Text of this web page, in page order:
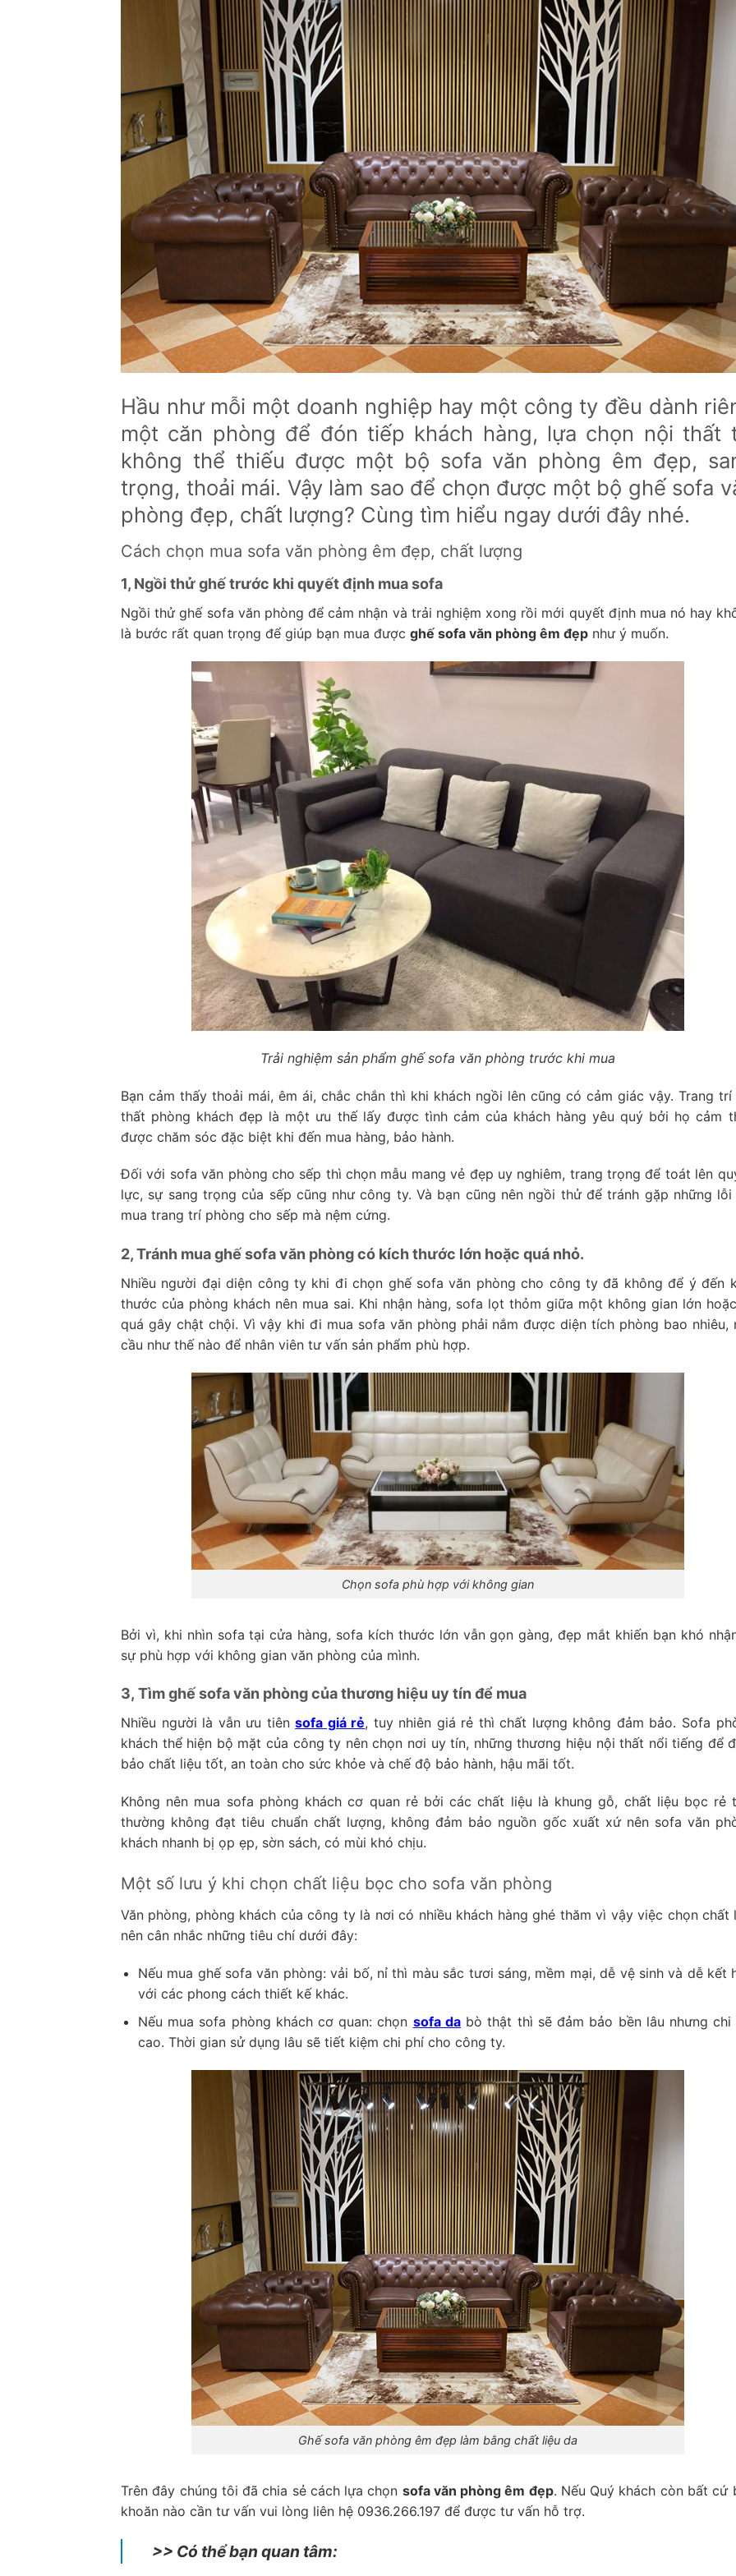
Hầu như mỗi một doanh nghiệp hay một công ty đều dành
một căn phòng để đón tiếp khách hàng, lựa chọn nội thất
không thể thiếu được một bộ sofa văn phòng êm đẹp,
trọng, thoải mái. Vậy làm sao để chọn được một bộ ghế sofa
phòng đẹp, chất lượng? Cùng tìm hiểu ngay dưới đây nhé.
Cách chọn mua sofa văn phòng êm đẹp, chất lượng
1, Ngồi thử ghế trước khi quyết định mua sofa
Ngồi thử ghế sofa văn phòng để cảm nhận và trải nghiệm xong rồi mới quyết định mua nó hay
là bước rất quan trọng để giúp bạn mua được ghế sofa văn phòng êm đẹp như ý muốn.
Trải nghiệm sản phẩm ghế sofa văn phòng trước khi mua
Bạn cảm thấy thoải mái, êm ái, chắc chắn thì khi khách ngồi lên cũng có cảm giác vậy. Trang trí
thất phòng khách đẹp là một ưu thế lấy được tình cảm của khách hàng yêu quý bởi họ cảm
được chăm sóc đặc biệt khi đến mua hàng, bảo hành.
Đối với sofa văn phòng cho sếp thì chọn mẫu mang vẻ đẹp uy nghiêm, trang trọng để toát lên
lực, sự sang trọng của sếp cũng như công ty. Và bạn cũng nên ngồi thử để tránh gặp những lỗi
mua trang trí phòng cho sếp mà nệm cứng.
2, Tránh mua ghế sofa văn phòng có kích thước lớn hoặc quá nhỏ.
Nhiều người đại diện công ty khi đi chọn ghế sofa văn phòng cho công ty đã không để ý đến
thước của phòng khách nên mua sai. Khi nhận hàng, sofa lọt thỏm giữa một không gian lớn
quá gây chật chội. Vì vậy khi đi mua sofa văn phòng phải nắm được diện tích phòng bao nhiêu,
cầu như thế nào để nhân viên tư vấn sản phẩm phù hợp.
Chọn sofa phù hợp với không gian
Bởi vì, khi nhìn sofa tại cửa hàng, sofa kích thước lớn vẫn gọn gàng, đẹp mắt khiến bạn khó
sự phù hợp với không gian văn phòng của mình.
3, Tìm ghế sofa văn phòng của thương hiệu uy tín để mua
Nhiều người là vẫn ưu tiênsofa giá rẻ, tuy nhiên giá rẻ thì chất lượng không đảm bảo. Sofa
khách thể hiện bộ mặt của công ty nên chọn nơi uy tín, những thương hiệu nội thất nổi tiếng để
bảo chất liệu tốt, an toàn cho sức khỏe và chế độ bảo hành, hậu mãi tốt.
Không nên mua sofa phòng khách cơ quan rẻ bởi các chất liệu là khung gỗ, chất liệu bọc rẻ
thường không đạt tiêu chuẩn chất lượng, không đảm bảo nguồn gốc xuất xứ nên sofa văn
khách nhanh bị ọp ẹp, sờn sách, có mùi khó chịu.
Một số lưu ý khi chọn chất liệu bọc cho sofa văn phòng
Văn phòng, phòng khách của công ty là nơi có nhiều khách hàng ghé thăm vì vậy việc chọn chất
nên cân nhắc những tiêu chí dưới đây:
Nếu mua ghế sofa văn phòng: vải bố, nỉ thì màu sắc tươi sáng, mềm mại, dễ vệ sinh và dễ kết
với các phong cách thiết kế khác.
Nếu mua sofa phòng khách cơ quan: chọn sofa dabò thật thì sẽ đảm bảo bền lâu nhưng chi
cao. Thời gian sử dụng lâu sẽ tiết kiệm chi phí cho công ty.
Ghế sofa văn phòng êm đẹp làm bằng chất liệu da
Trên đây chúng tôi đã chia sẻ cách lựa chọn sofa văn phòng êm đẹp. Nếu Quý khách còn bất cứ
khoăn nào cần tư vấn vui lòng liên hệ 0936.266.197 để được tư vấn hỗ trợ.
>> Có thể bạn quan tâm: